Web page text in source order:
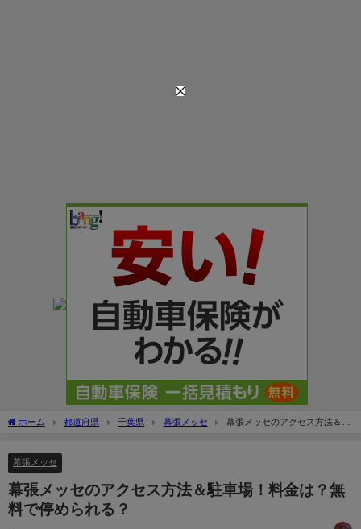
ホーム 都道府県 千葉県 幕張メッセ
幕張メッセのアクセス方法＆駐
幕張メッセ
幕張メッセのアクセス方法＆駐車場！料金は？無
料で停められる？